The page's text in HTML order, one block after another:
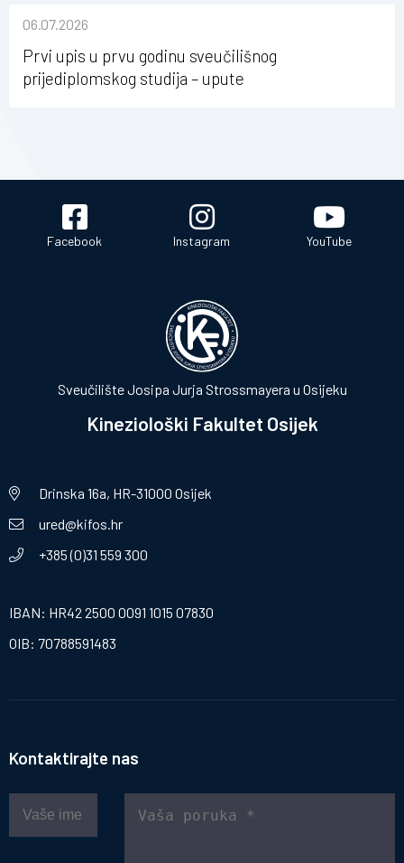
Osijeku
06.07.2026
Prvi upis u prvu godinu sveučilišnog
prijediplomskog studija – upute
Facebook Instagram YouTube
Sveučilište Josipa Jurja Strossmayera u Osijeku
Kineziološki Fakultet Osijek
Drinska 16a, HR-31000 Osijek
ured@kifos.hr
+385 (0)31 559 300
IBAN: HR42 2500 0091 1015 07830
OIB: 70788591483
Kontaktirajte nas